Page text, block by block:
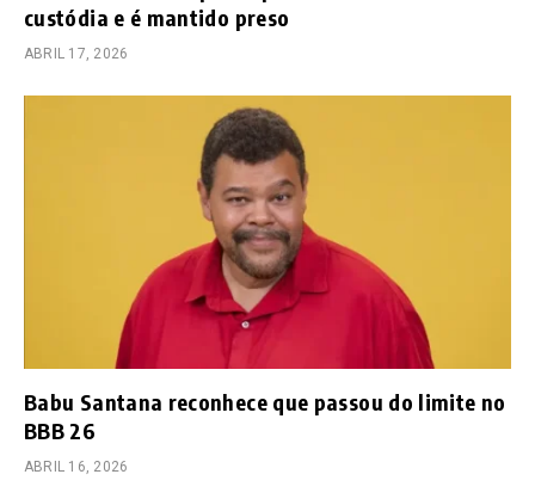
custódia e é mantido preso
ABRIL 17, 2026
Babu Santana reconhece que passou do limite no
BBB 26
ABRIL 16, 2026